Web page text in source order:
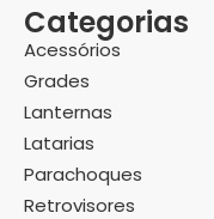
Categorias
Acessórios
Grades
Lanternas
Latarias
Parachoques
Retrovisores